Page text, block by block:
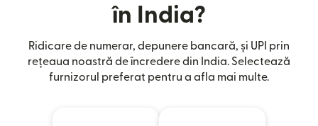
în India?
Ridicare de numerar, depunere bancară, și UPI prin
rețeaua noastră de încredere din India. Selectează
furnizorul preferat pentru a afla mai multe.